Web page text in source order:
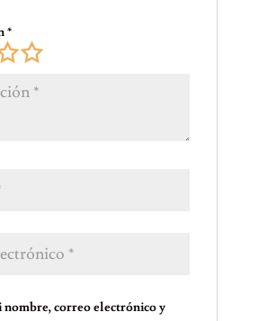
*
nombre, correo electrónico y